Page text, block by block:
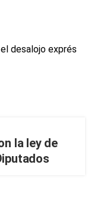
la ley de